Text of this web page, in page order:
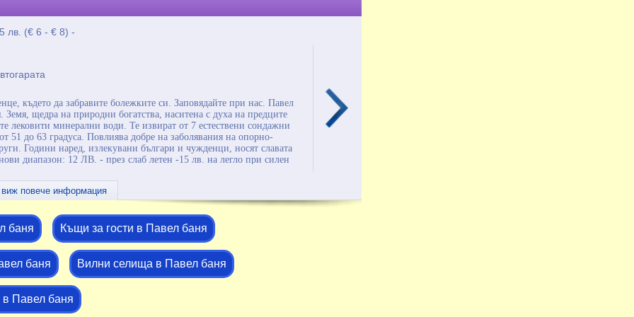
лв. (€ 6 - € 8) -
където да забравите болежките си. Заповядайте при нас. Павел
Земя, щедра на природни богатства, наситена с духа на предците
лековити минерални води. Те извират от 7 естествени сондажни
51 до 63 градуса. Повлиява добре на заболявания на опорно-
Години наред, излекувани българи и чужденци, носят славата
диапазон: 12 ЛВ. - през слаб летен -15 лв. на легло при силен
за една приятна почивка. За любителите на риболова в
а на 2 км е язовир Копринка. Къщата е двуетажна с по две стаи
- наскоро обновени. През зимата стаите са топли, а през
кабелна телевизия, безжичен интернет, ютия,
газов котлон и 4-те стаи са с тераси. При желание и
услугите на Медицински център -Павел баня. Препоръчваме ви
код 23 от личния ви лекар за физиотерапия с което ви се полагат
дни в Медицински център- Павел баня. Очакваме ви!
виж повече информация
баня Къщи за гости в Павел баня
баня Вилни селища в Павел баня
в Павел баня